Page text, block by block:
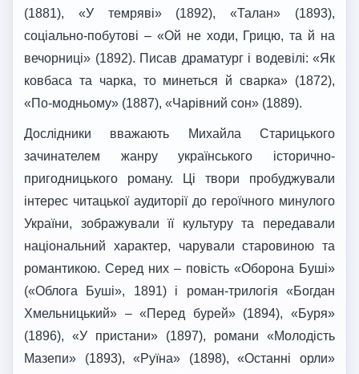
(1881), «У темряві» (1892), «Талан» (1893),
соціально-побутові – «Ой не ходи, Грицю, та й на
вечорниці» (1892). Писав драматург і водевілі: «Як
ковбаса та чарка, то минеться й сварка» (1872),
«По-модньому» (1887), «Чарівний сон» (1889).
Дослідники вважають Михайла Старицького
зачинателем жанру українського історично-
пригодницького роману. Ці твори пробуджували
інтерес читацької аудиторії до героїчного минулого
України, зображували її культуру та передавали
національний характер, чарували старовиною та
романтикою. Серед них – повість «Оборона Буші»
(«Облога Буші», 1891) і роман-трилогія «Богдан
Хмельницький» – «Перед бурей» (1894), «Буря»
(1896), «У пристани» (1897), романи «Молодість
Мазепи» (1893), «Руїна» (1898), «Останні орли»